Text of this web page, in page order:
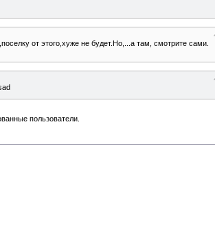
от этого,хуже не будет.Но,...а там, смотрите сами.
пользователи.